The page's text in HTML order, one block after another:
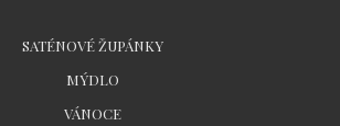
SATÉNOVÉ ŽUPÁNKY
MÝDLO
VÁNOCE